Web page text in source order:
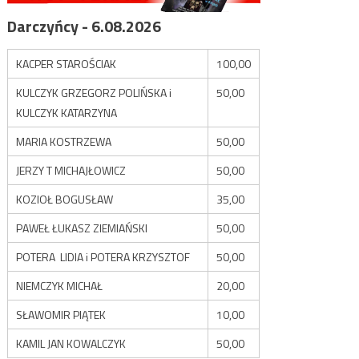
Darczyńcy - 6.08.2026
KACPER STAROŚCIAK
100,00
KULCZYK GRZEGORZ POLIŃSKA i
KULCZYK KATARZYNA
50,00
MARIA KOSTRZEWA
50,00
JERZY T MICHAJŁOWICZ
50,00
KOZIOŁ BOGUSŁAW
35,00
PAWEŁ ŁUKASZ ZIEMIAŃSKI
50,00
POTERA LIDIA i POTERA KRZYSZTOF
50,00
NIEMCZYK MICHAŁ
20,00
SŁAWOMIR PIĄTEK
10,00
KAMIL JAN KOWALCZYK
50,00